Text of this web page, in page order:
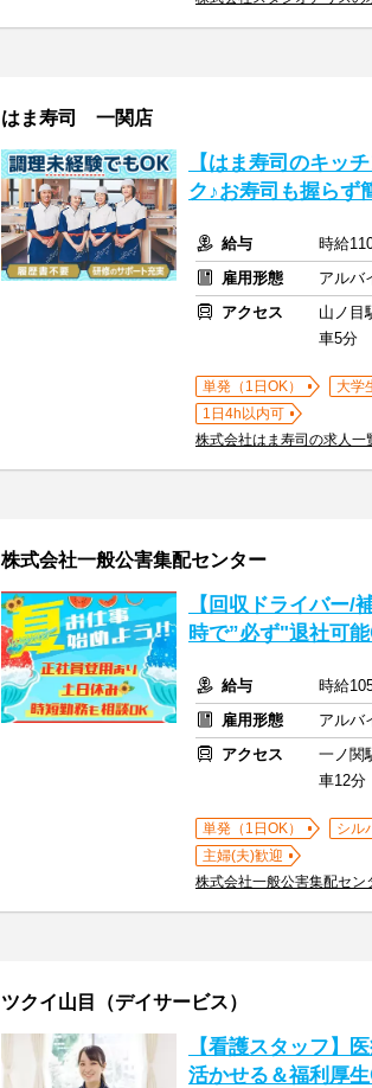
はま寿司 一関店
【はま寿司のキッ
ク♪お寿司も握ら
給与
時給
雇用形態
アルバ
アクセス
山ノ目
車5分
単発（1日OK） 大学
1日4h以内可
株式会社はま寿司の求人一
株式会社一般公害集配センター
【回収ドライバー/
時で”必ず"退社可
給与
時給
雇用形態
アルバ
アクセス
一ノ関
車12分
単発（1日OK） シル
主婦(夫)歓迎
株式会社一般公害集配セン
ツクイ山目（デイサービス）
【看護スタッフ】
活かせる＆福利厚